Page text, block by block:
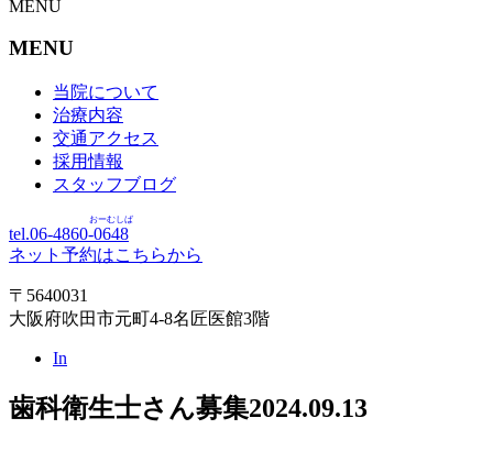
MENU
MENU
当院について
治療内容
交通アクセス
採用情報
スタッフブログ
tel.06-4860-0648
おーむしば
ネット予約はこちらから
〒5640031
大阪府吹田市元町4-8名匠医館3階
In
歯科衛生士さん募集2024.09.13